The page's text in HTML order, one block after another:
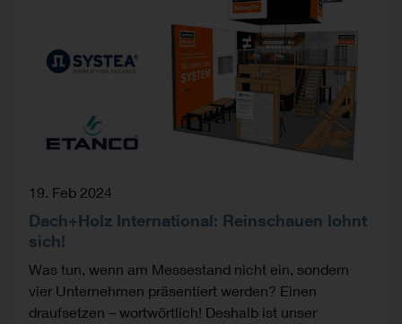
19. Feb 2024
Dach+Holz International: Reinschauen lohnt
sich!
Was tun, wenn am Messestand nicht ein, sondern
vier Unternehmen präsentiert werden? Einen
draufsetzen – wortwörtlich! Deshalb ist unser